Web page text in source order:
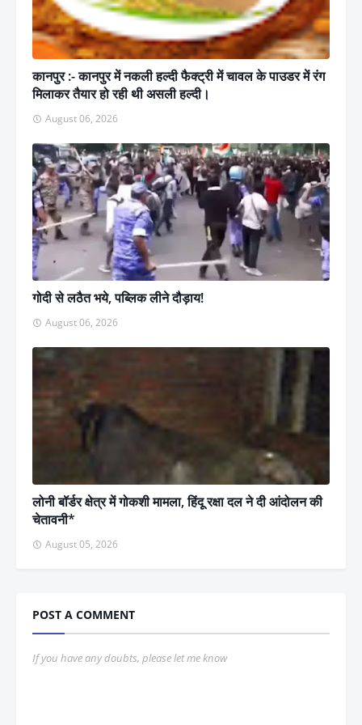
कानपुर :- कानपुर में नकली हल्दी फैक्ट्री में चावल के पाउडर में रंग
मिलाकर तैयार हो रही थी असली हल्दी।
August 06, 2026
गोदी से लठैत भये, पब्लिक लीने दौड़ाय!
August 06, 2026
लोनी बॉर्डर क्षेत्र में गोकशी मामला, हिंदू रक्षा दल ने दी आंदोलन की
चेतावनी*
August 05, 2026
POST A COMMENT
If you have any doubts, please let me know